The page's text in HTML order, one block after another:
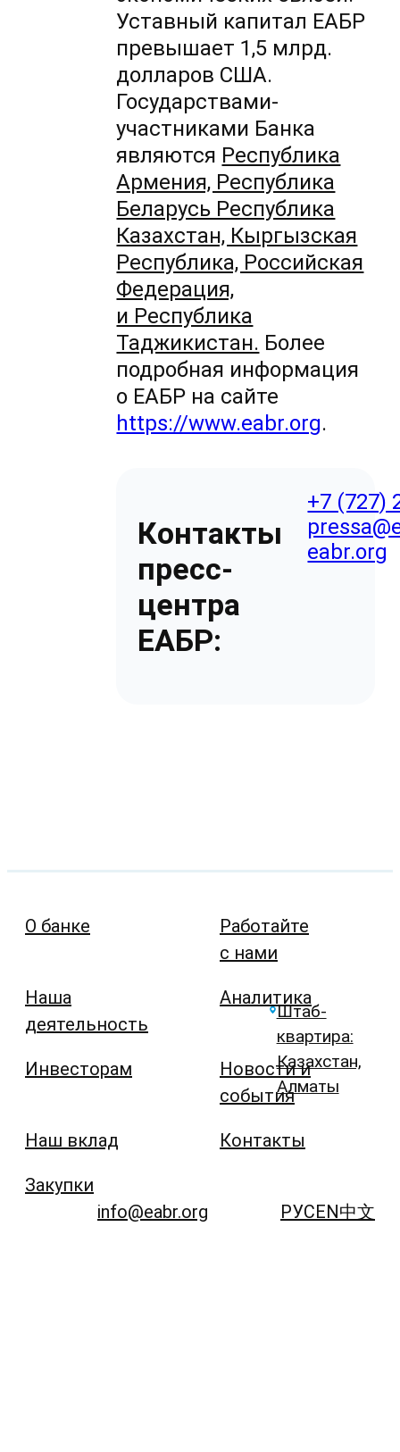
Уставный капитал ЕАБР
превышает 1,5 млрд.
долларов США.
Государствами-
участниками Банка
являются Республика
Армения, Республика
Беларусь Республика
Казахстан, Кыргызская
Республика, Российская
Федерация,
и Республика
Таджикистан. Более
подробная информация
о ЕАБР на сайте
https://www.eabr.org.
Контакты
пресс-
центра
ЕАБР:
+7 (727)
eabr.org
О банке
Наша
деятельность
Инвесторам
Наш вклад
Закупки
Работайте
с нами
Аналитика
Новости и
события
Контакты
Штаб-
квартира:
Казахстан,
Алматы
info@eabr.org РУСEN中文